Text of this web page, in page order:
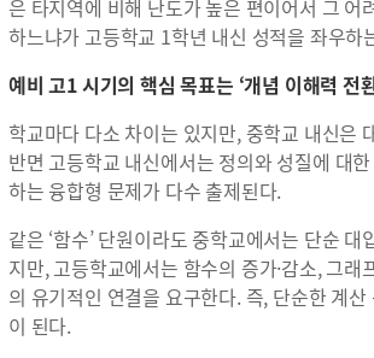
은 타지역에 비해 난도가 높은 편이어서 그
하느냐가 고등학교 1학년 내신 성적을 좌우하
예비 고1 시기의 핵심 목표는 ‘개념 이해력 전
학교마다 다소 차이는 있지만, 중학교 내신은
반면 고등학교 내신에서는 정의와 성질에 대
하는 융합형 문제가 다수 출제된다.
같은 ‘함수’ 단원이라도 중학교에서는 단순
지만, 고등학교에서는 함수의 증가·감소, 그
의 유기적인 연결을 요구한다. 즉, 단순한 계
이 된다.